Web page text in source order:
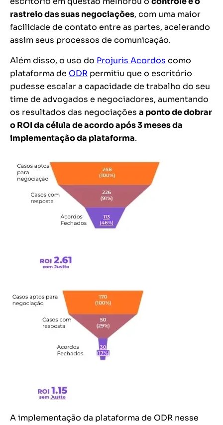
rastreio das suas negociações, com uma maior
facilidade de contato entre as partes, acelerando
assim seus processos de comunicação.
Além disso, o uso do Projuris Acordos como
plataforma de ODR permitiu que o escritório
pudesse escalar a capacidade de trabalho do seu
time de advogados e negociadores, aumentando
os resultados das negociações a ponto de dobrar
o ROI da célula de acordo após 3 meses da
implementação da plataforma.
A implementação da plataforma de ODR nesse